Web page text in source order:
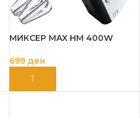
МИКСЕР MAX HM 400W
699 ден
ДОДАЈ ВО КОШНИЦА